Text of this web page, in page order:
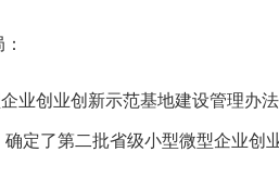
创业创新示范基地建设管理办
定了第二批省级小型微型企业创